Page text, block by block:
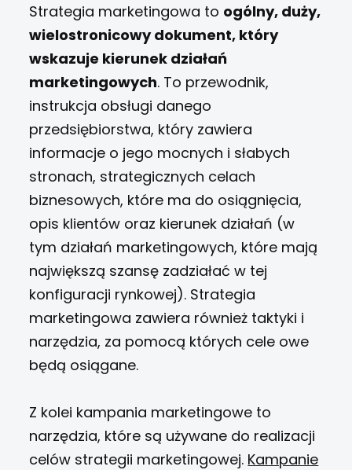
Strategia marketingowa to ogólny, duży,
wielostronicowy dokument, który
wskazuje kierunek działań
marketingowych. To przewodnik,
instrukcja obsługi danego
przedsiębiorstwa, który zawiera
informacje o jego mocnych i słabych
stronach, strategicznych celach
biznesowych, które ma do osiągnięcia,
opis klientów oraz kierunek działań (w
tym działań marketingowych, które mają
największą szansę zadziałać w tej
konfiguracji rynkowej). Strategia
marketingowa zawiera również taktyki i
narzędzia, za pomocą których cele owe
będą osiągane.
Z kolei kampania marketingowe to
narzędzia, które są używane do realizacji
celów strategii marketingowej. Kampanie